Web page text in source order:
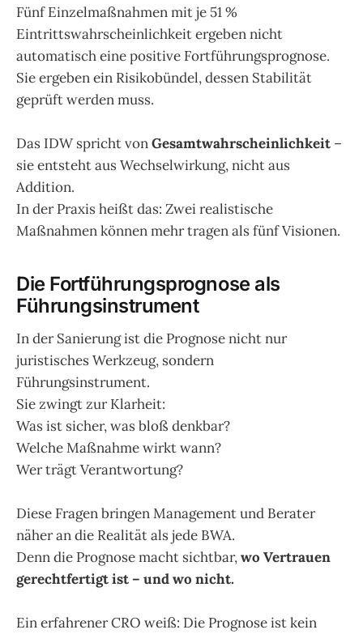
Fünf Einzelmaßnahmen mit je 51 %
Eintrittswahrscheinlichkeit ergeben nicht
automatisch eine positive Fortführungsprognose.
Sie ergeben ein Risikobündel, dessen Stabilität
geprüft werden muss.
Das IDW spricht vonGesamtwahrscheinlichkeit –
sie entsteht aus Wechselwirkung, nicht aus
Addition.
In der Praxis heißt das: Zwei realistische
Maßnahmen können mehr tragen als fünf Visionen.
Die Fortführungsprognose als
Führungsinstrument
In der Sanierung ist die Prognose nicht nur
juristisches Werkzeug, sondern
Führungsinstrument.
Sie zwingt zur Klarheit:
Was ist sicher, was bloß denkbar?
Welche Maßnahme wirkt wann?
Wer trägt Verantwortung?
Diese Fragen bringen Management und Berater
näher an die Realität als jede BWA.
Denn die Prognose macht sichtbar,wo Vertrauen
gerechtfertigt ist – und wo nicht.
Ein erfahrener CRO weiß: Die Prognose ist kein